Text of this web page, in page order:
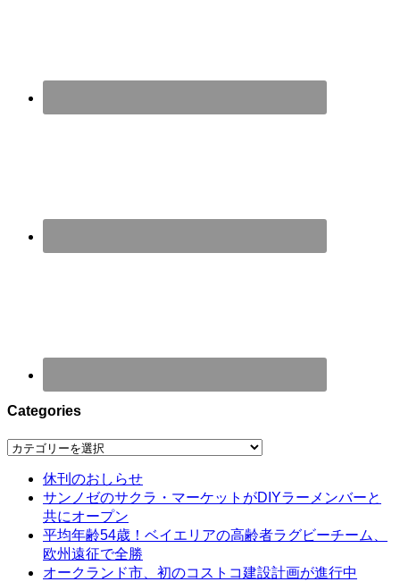
Categories
Categories
休刊のおしらせ
サンノゼのサクラ・マーケットがDIYラーメンバーと
共にオープン
平均年齢54歳！ベイエリアの高齢者ラグビーチーム、
欧州遠征で全勝
オークランド市、初のコストコ建設計画が進行中